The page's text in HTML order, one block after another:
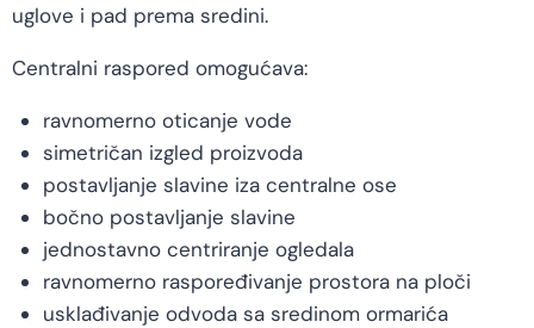
uglove i pad prema sredini.
Centralni raspored omogućava:
ravnomerno oticanje vode
simetričan izgled proizvoda
postavljanje slavine iza centralne ose
bočno postavljanje slavine
jednostavno centriranje ogledala
ravnomerno raspoređivanje prostora na ploči
usklađivanje odvoda sa sredinom ormarića